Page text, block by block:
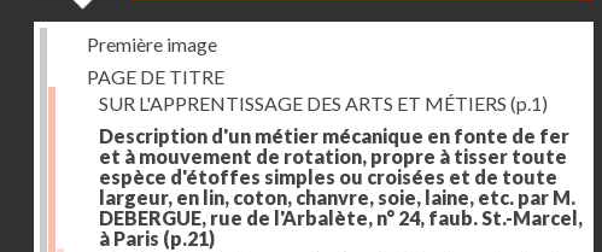
Première image
PAGE DE TITRE
SUR L'APPRENTISSAGE DES ARTS ET MÉTIERS (p.1)
Description d'un métier mécanique en fonte de fer
et à mouvement de rotation, propre à tisser toute
espèce d'étoffes simples ou croisées et de toute
largeur, en lin, coton, chanvre, soie, laine, etc. par M.
DEBERGUE, rue de l'Arbalète, n° 24, faub. St.-Marcel,
à Paris (p.21)